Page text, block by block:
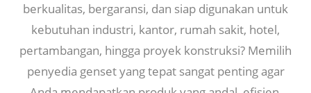
berkualitas, bergaransi, dan siap digunakan untuk
kebutuhan industri, kantor, rumah sakit, hotel,
pertambangan, hingga proyek konstruksi? Memilih
penyedia genset yang tepat sangat penting agar